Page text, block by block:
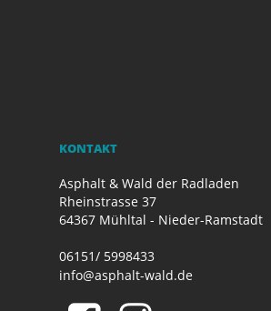
KONTAKT
Asphalt & Wald der Radladen
Rheinstrasse 37
64367 Mühltal - Nieder-Ramstadt
06151/ 5998433
info@asphalt-wald.de